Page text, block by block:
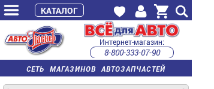
СЕТЬ МАГАЗИНОВ АВТОЗАПЧАСТЕЙ
Интернет-магазин:
8-800-333-07-90
часы работы с 9:00 до 22:00 (пн-пт)
КАТАЛОГ